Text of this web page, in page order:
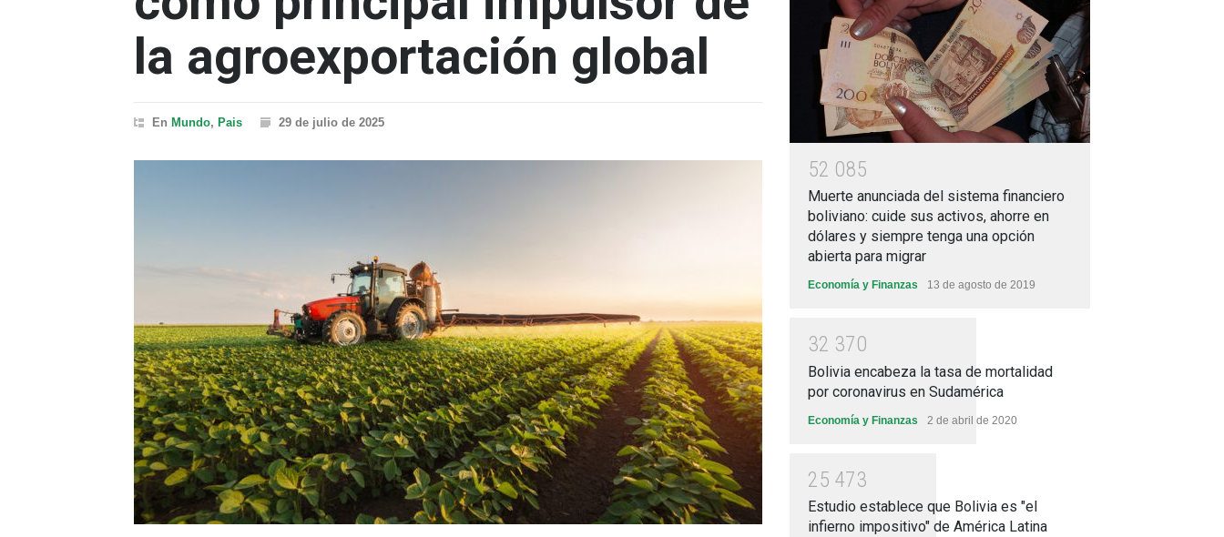
la agroexportación global
En Mundo, Pais 29 de julio de 2025
52 085
Muerte anunciada del sistema financiero
boliviano: cuide sus activos, ahorre en
dólares y siempre tenga una opción
abierta para migrar
Economía y Finanzas 13 de agosto de 2019
32 370
Bolivia encabeza la tasa de mortalidad
por coronavirus en Sudamérica
Economía y Finanzas 2 de abril de 2020
25 473
Estudio establece que Bolivia es "el
infierno impositivo" de América Latina